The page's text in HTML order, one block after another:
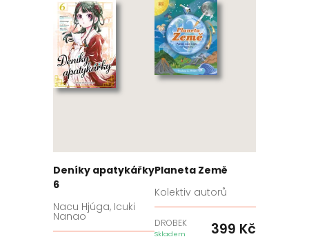
Deníky apatykářky
6
Nacu Hjúga, Icuki
Nanao
Planeta Země
Kolektiv autorů
DROBEK
Skladem 399 Kč